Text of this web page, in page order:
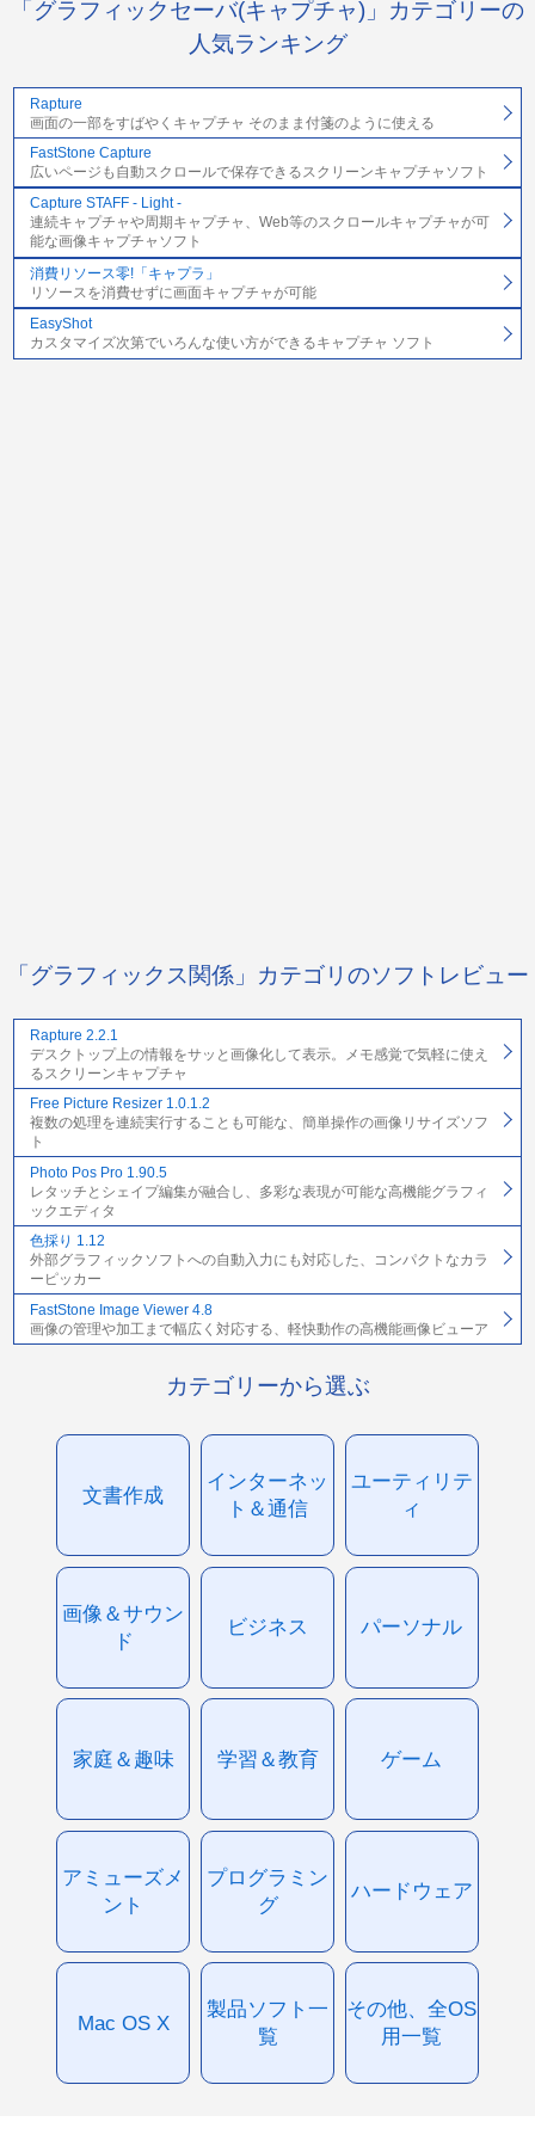
「グラフィックセーバ(キャプチャ)」カテゴリーの
人気ランキング
Rapture
画面の一部をすばやくキャプチャ そのまま付箋のように使える
FastStone Capture
広いページも自動スクロールで保存できるスクリーンキャプチャソフト
Capture STAFF - Light -
連続キャプチャや周期キャプチャ、Web等のスクロールキャプチャが可
能な画像キャプチャソフト
消費リソース零!「キャプラ」
リソースを消費せずに画面キャプチャが可能
EasyShot
カスタマイズ次第でいろんな使い方ができるキャプチャ ソフト
「グラフィックス関係」カテゴリのソフトレビュー
Rapture 2.2.1
デスクトップ上の情報をサッと画像化して表示。メモ感覚で気軽に使え
るスクリーンキャプチャ
Free Picture Resizer 1.0.1.2
複数の処理を連続実行することも可能な、簡単操作の画像リサイズソフ
ト
Photo Pos Pro 1.90.5
レタッチとシェイプ編集が融合し、多彩な表現が可能な高機能グラフィ
ックエディタ
色採り 1.12
外部グラフィックソフトへの自動入力にも対応した、コンパクトなカラ
ーピッカー
FastStone Image Viewer 4.8
画像の管理や加工まで幅広く対応する、軽快動作の高機能画像ビューア
カテゴリーから選ぶ
文書作成
インターネッ
ト＆通信
ユーティリテ
ィ
画像＆サウン
ド
ビジネス パーソナル
家庭＆趣味 学習＆教育 ゲーム
アミューズメ
ント
プログラミン
グ
ハードウェア
Mac OS X
製品ソフト一
覧
その他、全OS
用一覧